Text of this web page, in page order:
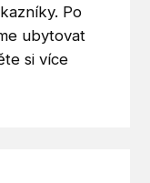
Po
ubytovat
si více